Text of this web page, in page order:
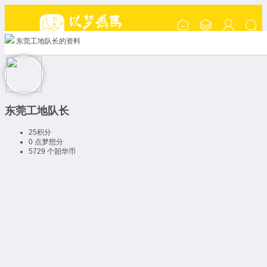
东莞工地队长的资料
东莞工地队长
25积分
0 点梦想分
5729 个韶华币